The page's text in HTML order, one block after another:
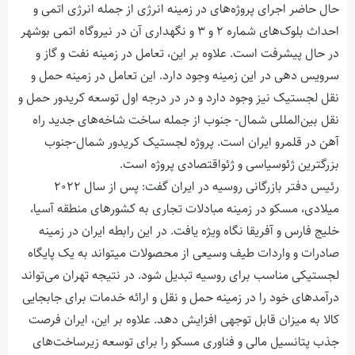
حال حاضر اجرای پروژه‌های در زمینه انرژی از جمله انرژی اتمی و
احداث بلوک‌های شماره ۲ و ۳ و نگهداری آن در نیروگاه اتمی بوشهر
در حال پیشرفت است. علاوه بر این، تعامل در زمینه نفت و گاز و
سرویس دهی در این زمینه وجود دارد. این تعامل در زمینه حمل و
نقل لجستیک نیز وجود دارد و در در درجه اول توسعه کریدور حمل و
نقل بین‌المللی شمال- جنوب از جمله ساخت شاخه‌های جدید راه
آهن در قلمرو ایران است. پروژه لجستیک کریدور شمال-جنوب
بزرگترین ژئوسیاسی و ژئواقتصادی پروژه است.
رئیس دفتر بازرگانی روسیه در ایران گفت: پس از سال ۲۰۲۲
میلادی، مسکو در زمینه مبادلات تجاری به کشورهای منطقه آسیا،
خلیج فارس و آفریقا نگاه ویژه یافت. در این رابطه ایران در زمینه
صادرات و واردات طیف وسیعی از محصولات میتواند به یک پایگاه
لجستیکی مناسب برای روسیه تبدیل شود. در نتیجه تهران می‌تواند
درآمدهای خود را در زمینه حمل و نقل و ارائه خدمات برای جابجایی
کالا به میزان قابل توجهی افزایش دهد. علاوه بر این، ایران فرصت
جذب پتانسیل مالی و فناوری مسکو را برای توسعه زیرساخت‌های